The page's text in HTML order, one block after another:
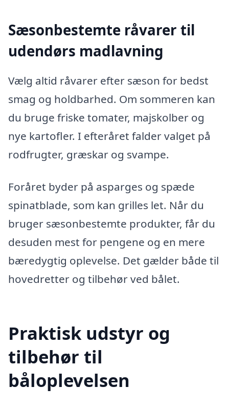
Sæsonbestemte råvarer til
udendørs madlavning
Vælg altid råvarer efter sæson for bedst
smag og holdbarhed. Om sommeren kan
du bruge friske tomater, majskolber og
nye kartofler. I efteråret falder valget på
rodfrugter, græskar og svampe.
Foråret byder på asparges og spæde
spinatblade, som kan grilles let. Når du
bruger sæsonbestemte produkter, får du
desuden mest for pengene og en mere
bæredygtig oplevelse. Det gælder både til
hovedretter og tilbehør ved bålet.
Praktisk udstyr og
tilbehør til
båloplevelsen